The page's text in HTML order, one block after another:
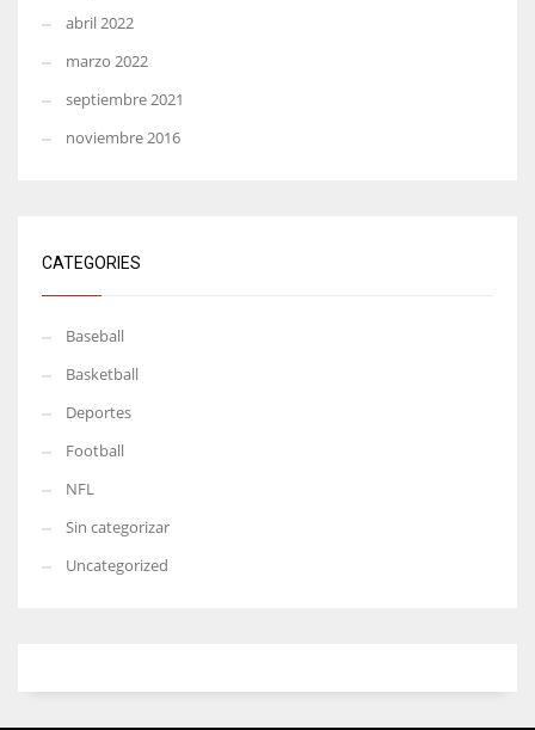
abril 2022
marzo 2022
septiembre 2021
noviembre 2016
CATEGORIES
Baseball
Basketball
Deportes
Football
NFL
Sin categorizar
Uncategorized